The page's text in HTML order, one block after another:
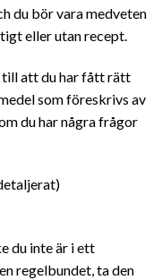
du bör vara medveten
eller utan recept.
att du har fått rätt
som föreskrivs av
du har några frågor
du inte är i ett
regelbundet, ta den